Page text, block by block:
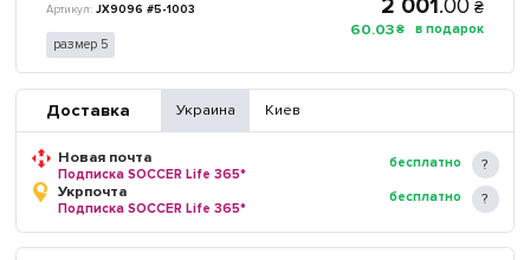
JX9096 #5-1003
размер 5
₴
60.03₴
Доставка Украина Киев
Новая почта
Подписка SOCCER Life 365*
бесплатно
Укрпочта
Подписка SOCCER Life 365*
бесплатно